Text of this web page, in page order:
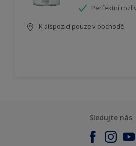
Perfektní
K dispozici pouze v obchodě
Sledujte nás